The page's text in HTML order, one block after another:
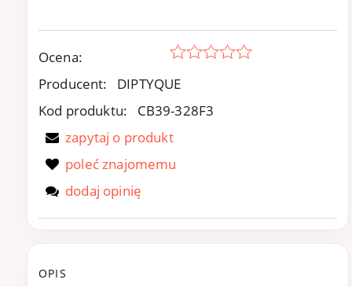
Ocena:
Producent:
DIPTYQUE
Kod produktu:
CB39-328F3
zapytaj o produkt
poleć znajomemu
dodaj opinię
OPIS